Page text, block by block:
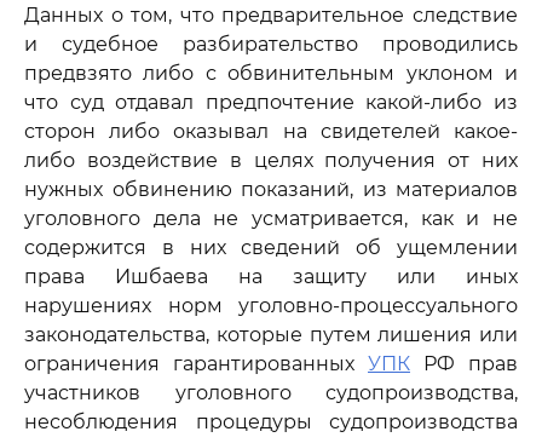
Данных о том, что предварительное следствие
и судебное разбирательство проводились
предвзято либо с обвинительным уклоном и
что суд отдавал предпочтение какой-либо из
сторон либо оказывал на свидетелей какое-
либо воздействие в целях получения от них
нужных обвинению показаний, из материалов
уголовного дела не усматривается, как и не
содержится в них сведений об ущемлении
права Ишбаева на защиту или иных
нарушениях норм уголовно-процессуального
законодательства, которые путем лишения или
ограничения гарантированных УПК РФ прав
участников уголовного судопроизводства,
несоблюдения процедуры судопроизводства